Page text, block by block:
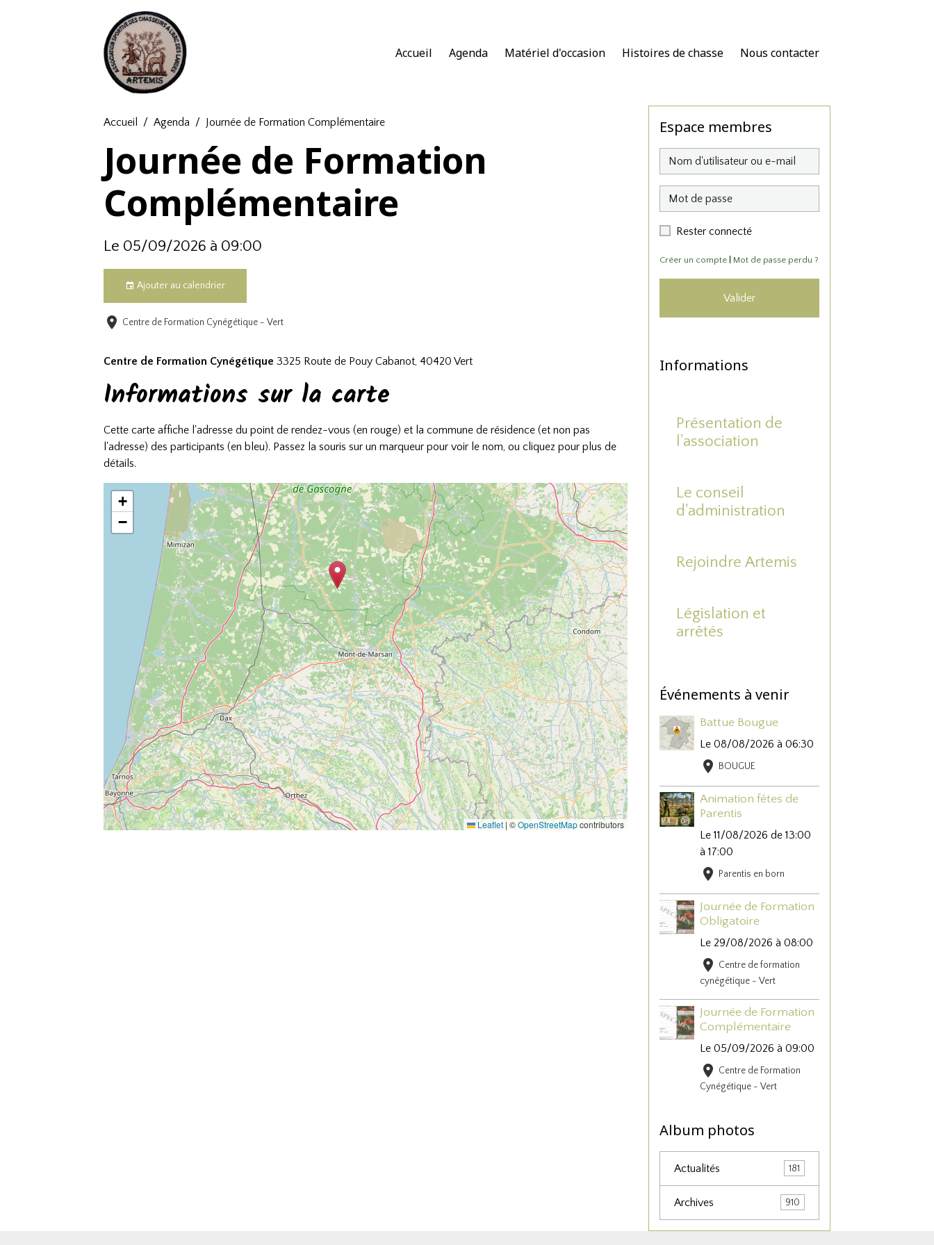
Accueil Agenda Matériel d'occasion Histoires de chasse Nous contacter
Accueil Agenda Journée de Formation Complémentaire
Journée de Formation
Complémentaire
Le 05/09/2026 à 09:00
Ajouter au calendrier
Centre de Formation Cynégétique - Vert
Centre de Formation Cynégétique 3325 Route de Pouy Cabanot, 40420 Vert
Informations sur la carte
Cette carte affiche l'adresse du point de rendez-vous (en rouge) et la commune de résidence (et non pas
l'adresse) des participants (en bleu). Passez la souris sur un marqueur pour voir le nom, ou cliquez pour plus de
détails.
+
−
Leaflet | ©OpenStreetMapcontributors
Espace membres
Rester connecté
Créer un compte Mot de passe perdu ?
Valider
Informations
Présentation de
l'association
Le conseil
d'administration
Rejoindre Artemis
Législation et
arrêtés
Événements à venir
Battue Bougue
Le 08/08/2026 à 06:30
BOUGUE
Animation fêtes de
Parentis
Le 11/08/2026 de 13:00
à 17:00
Parentis en born
Journée de Formation
Obligatoire
Le 29/08/2026 à 08:00
Centre de formation
cynégétique - Vert
Journée de Formation
Complémentaire
Le 05/09/2026 à 09:00
Centre de Formation
Cynégétique - Vert
Album photos
Actualités 181
Archives 910